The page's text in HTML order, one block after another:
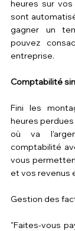
heures sur
sont
gagner un
pouvez
entreprise.
Comptabilité
Fini les
heures
où va
comptabilité
vous
et vos revenus
Gestion des
"Faites-vous